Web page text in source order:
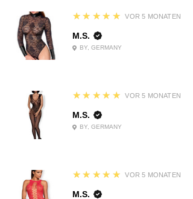
VOR 5 MONATEN
5
★★★★★
M.S.
BY, GERMANY
VOR 5 MONATEN
5
★★★★★
M.S.
BY, GERMANY
VOR 5 MONATEN
5
★★★★★
M.S.